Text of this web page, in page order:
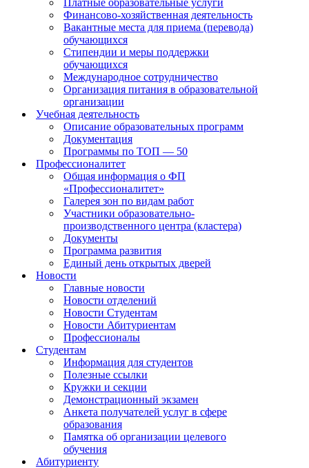
Платные образовательные услуги
Финансово-хозяйственная деятельность
Вакантные места для приема (перевода)
обучающихся
Стипендии и меры поддержки
обучающихся
Международное сотрудничество
Организация питания в образовательной
организации
Учебная деятельность
Описание образовательных программ
Документация
Программы по ТОП — 50
Профессионалитет
Общая информация о ФП
«Профессионалитет»
Галерея зон по видам работ
Участники образовательно-
производственного центра (кластера)
Документы
Программа развития
Единый день открытых дверей
Новости
Главные новости
Новости отделений
Новости Студентам
Новости Абитуриентам
Профессионалы
Студентам
Информация для студентов
Полезные ссылки
Кружки и секции
Демонстрационный экзамен
Анкета получателей услуг в сфере
образования
Памятка об организации целевого
обучения
Абитуриенту